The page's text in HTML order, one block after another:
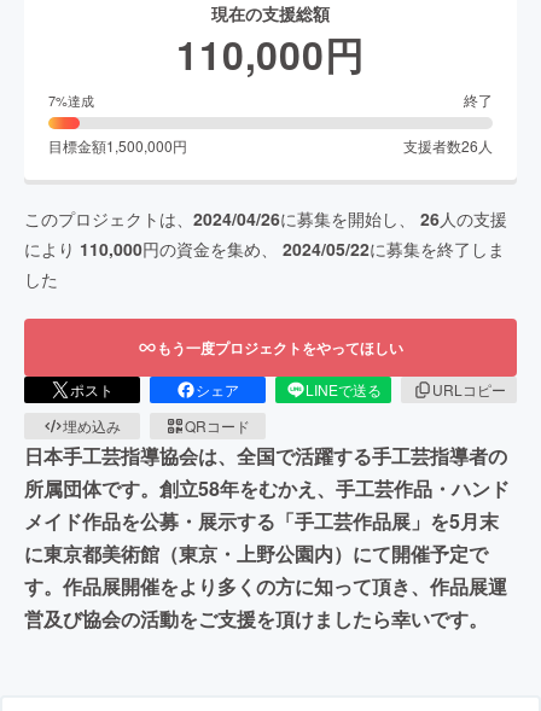
現在の支援総額
110,000円
7%達成 終了
目標金額1,500,000円 支援者数26 人
このプロジェクトは、 2024/04/26に募集を開始し、 26人の支援
により 110,000円の資金を集め、 2024/05/22に募集を終了しま
した
もう一度プロジェクトをやってほしい
ポスト シェア LINEで送る
URLコピー
埋め込み
QRコード
日本手工芸指導協会は、全国で活躍する手工芸指導者の
所属団体です。創立58年をむかえ、手工芸作品・ハンド
メイド作品を公募・展示する「手工芸作品展」を5月末
に東京都美術館（東京・上野公園内）にて開催予定で
す。作品展開催をより多くの方に知って頂き、作品展運
営及び協会の活動をご支援を頂けましたら幸いです。